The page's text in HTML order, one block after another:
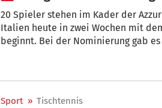
20 Spieler stehen im Kader der
Italien heute in zwei Wochen mit
beginnt. Bei der Nominierung gab
Sport » Tischtennis